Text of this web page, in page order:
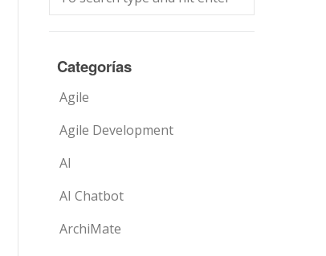
Categorías
Agile
Agile Development
AI
AI Chatbot
ArchiMate